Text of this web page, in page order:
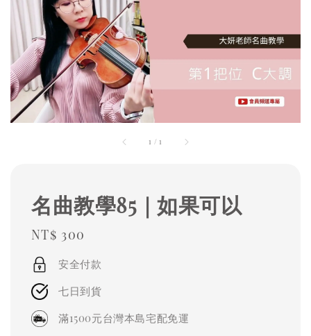
1 / 1
名曲教學85｜如果可以
Regular
price
NT$ 300
安全付款
七日到貨
滿1500元台灣本島宅配免運